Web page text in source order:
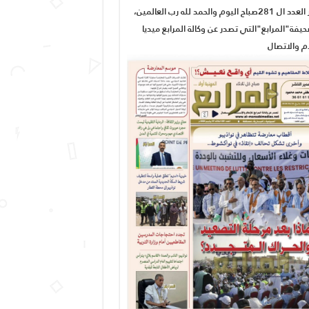
صدور العدد ال 281صباح اليوم والحمد لله رب العالمين،
تصدر عن وكالة المرابع ميديا
والاتصال